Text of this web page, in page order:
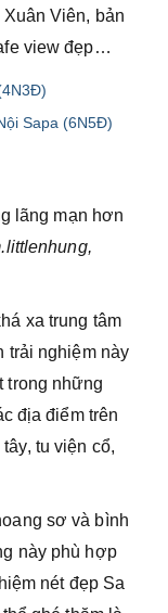
Viên, bản
view đẹp…
Sapa (6N5Đ)
lãng mạn hơn
xa trung tâm
trải nghiệm này
trong những
địa điểm trên
tu viện cổ,
sơ và bình
này phù hợp
nét đẹp Sa